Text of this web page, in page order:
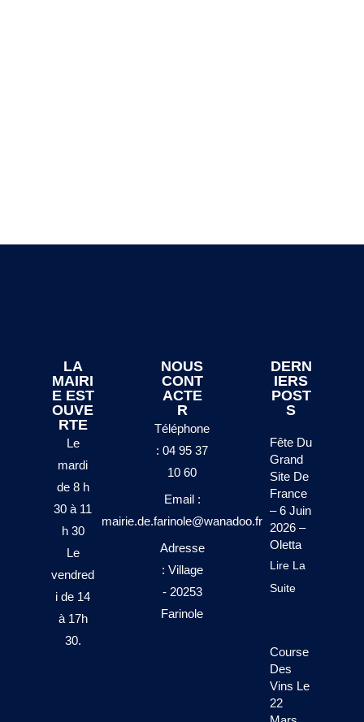
LA
MAIRI
E EST
OUVE
RTE
Le
mardi
de 8 h
30 à 11
h 30
Le
vendred
i de 14
à 17h
30.
NOUS
CONT
ACTE
R
Téléphone
: 04 95 37
10 60
Email :
mairie.de.farinole@wanadoo.fr
Adresse
: Village
- 20253
Farinole
DERN
IERS
POST
S
Fête Du
Grand
Site De
France
– 6 Juin
2026 –
Oletta
Lire La
Suite
Course
Des
Vins Le
22